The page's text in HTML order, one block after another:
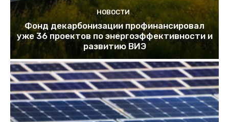
НОВОСТИ
Фонд декарбонизации профинансировал
уже 36 проектов по энергоэффективности и
развитию ВИЭ